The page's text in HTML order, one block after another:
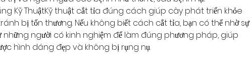
Kỹ ThuậtKỹ thuật cắt tỉa đúng cách giúp cây phát triển khỏe
bị tổn thương. Nếu không biết cách cắt tỉa, bạn có thể nhờ sự
những người có kinh nghiệm để làm đúng phương pháp, giúp
hình dáng đẹp và không bị rụng nụ.